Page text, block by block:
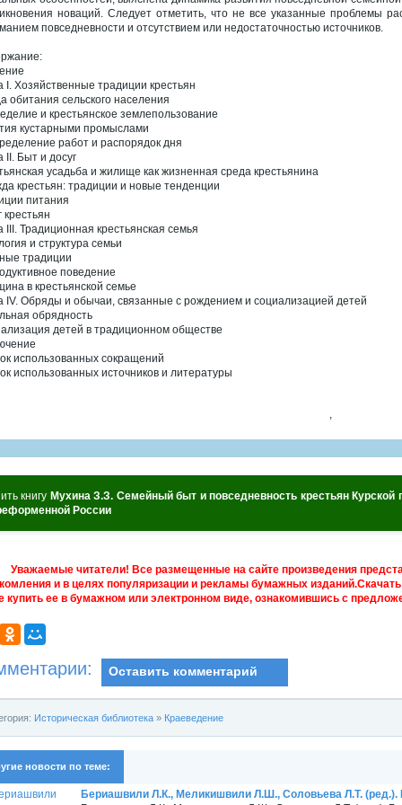
новаций. Следует отметить, что не все указанные проблемы
повседневности и отсутствием или недостаточностью источников.
I. Хозяйственные традиции крестьян
обитания сельского населения
и крестьянское землепользование
кустарными промыслами
работ и распорядок дня
II. Быт и досуг
усадьба и жилище как жизненная среда крестьянина
крестьян: традиции и новые тенденции
питания
крестьян
III. Традиционная крестьянская семья
и структура семьи
традиции
поведение
в крестьянской семье
IV. Обряды и обычаи, связанные с рождением и социализацией детей
обрядность
детей в традиционном обществе
использованных сокращений
использованных источников и литературы
,
книгу Мухина З.З. Семейный быт и повседневность крестьян Курской
России
Уважаемые читатели! Все размещенные на сайте произведения
и в целях популяризации и рекламы бумажных
купить ее в бумажном или электронном виде, ознакомившись с
Оставить комментарий
Историческая библиотека » Краеведение
новости по теме:
Бериашвили Л.К., Меликишвили Л.Ш., Соловьева Л.Т. (ред.).